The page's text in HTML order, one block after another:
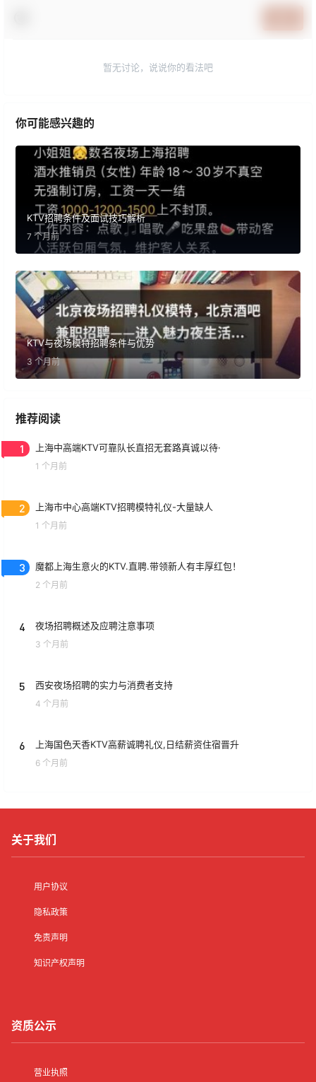
暂无讨论，说说你的看法吧
你可能感兴趣的
KTV招聘条件及面试技巧解析
7 个月前
KTV与夜场模特招聘条件与优势
3 个月前
推荐阅读
1 上海中高端KTV可靠队长直招无套路真诚以待·
1 个月前
2 上海市中心高端KTV招聘模特礼仪-大量缺人
1 个月前
3 魔都上海生意火的KTV.直聘.带领新人有丰厚红包！
2 个月前
4 夜场招聘概述及应聘注意事项
3 个月前
5 西安夜场招聘的实力与消费者支持
4 个月前
6 上海国色天香KTV高薪诚聘礼仪,日结薪资住宿晋升
6 个月前
关于我们
用户协议
隐私政策
免责声明
知识产权声明
资质公示
营业执照